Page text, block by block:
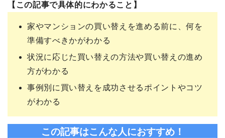
【この記事で具体的にわかること】
家やマンションの買い替えを進める前に、何を
準備すべきかがわかる
状況に応じた買い替えの方法や買い替えの進め
方がわかる
事例別に買い替えを成功させるポイントやコツ
がわかる
この記事はこんな人におすすめ！